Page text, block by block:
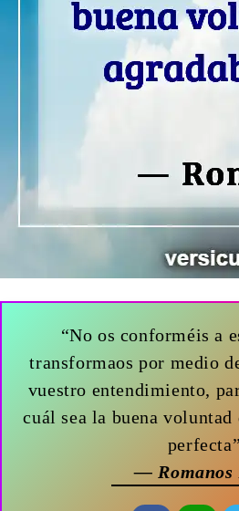
“No os conforméis a
transformaos por medio
vuestro entendimiento,
cuál sea la buena
perfecta”
— Romanos